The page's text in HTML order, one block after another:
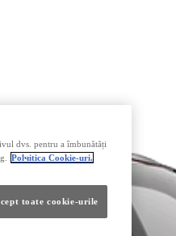
dvs. pentru a îmbunătăți
Polчitica Cookie-uri.
toate cookie-urile